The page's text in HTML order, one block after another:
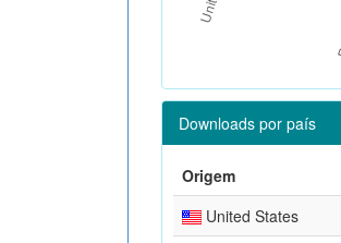
Downloads por país
Origem
United States